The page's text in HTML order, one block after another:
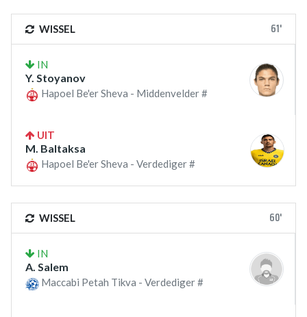
WISSEL 61'
IN
Y. Stoyanov
Hapoel Be'er Sheva - Middenvelder #
UIT
M. Baltaksa
Hapoel Be'er Sheva - Verdediger #
WISSEL 60'
IN
A. Salem
Maccabi Petah Tikva - Verdediger #